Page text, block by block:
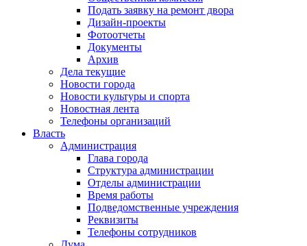
Подать заявку на ремонт двора
Дизайн-проекты
Фотоотчеты
Документы
Архив
Дела текущие
Новости города
Новости культуры и спорта
Новостная лента
Телефоны организаций
Власть
Администрация
Глава города
Структура администрации
Отделы администрации
Время работы
Подведомственные учреждения
Реквизиты
Телефоны сотрудников